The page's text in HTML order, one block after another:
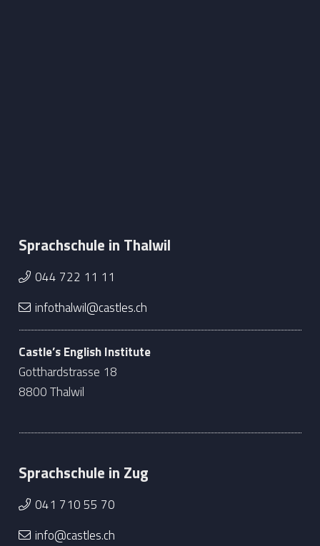
Sprachschule in Thalwil
044 722 11 11
infothalwil@castles.ch
Castle’s English Institute
Gotthardstrasse 18
8800 Thalwil
Sprachschule in Zug
041 710 55 70
info@castles.ch